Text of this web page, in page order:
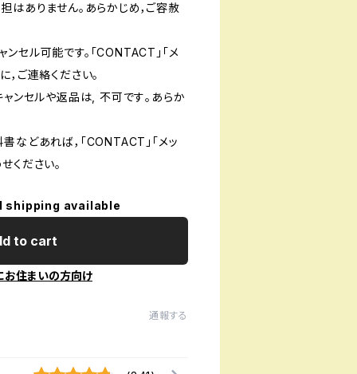
はありません。あらかじめ，ご容赦
セル可能です。「CONTACT」「メ
，ご連絡ください。
ンセルや返品は, 不可です｡あらか
などあれば，「CONTACT」「メッ
ください。
shipping available
to cart
お住まいの方向け
通報する